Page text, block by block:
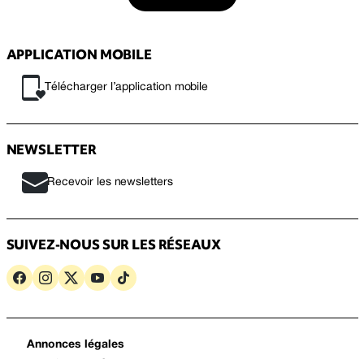
APPLICATION MOBILE
Télécharger l’application mobile
NEWSLETTER
Recevoir les newsletters
SUIVEZ-NOUS SUR LES RÉSEAUX
Annonces légales